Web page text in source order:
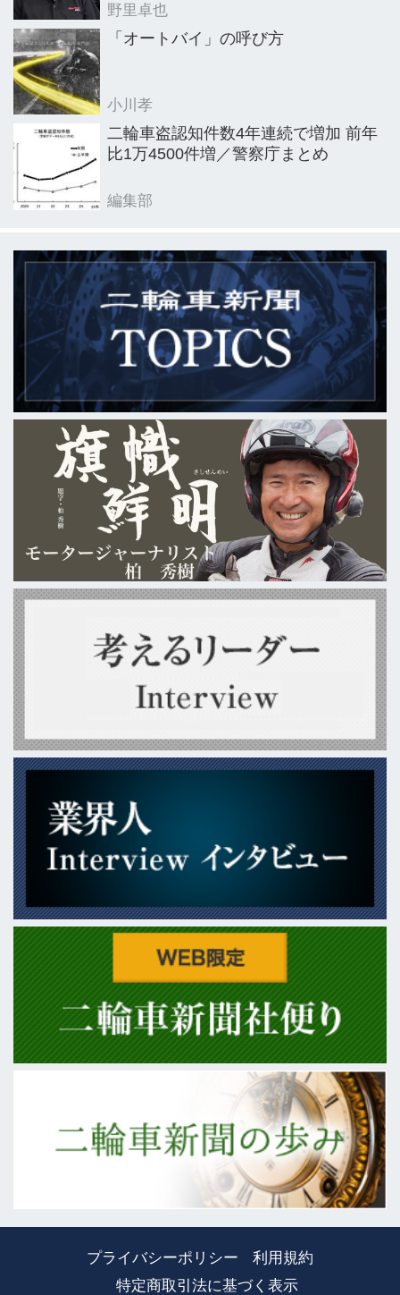
野里卓也
「オートバイ」の呼び方
小川孝
二輪車盗認知件数4年連続で増加 前年
比1万4500件増／警察庁まとめ
編集部
プライバシーポリシー
利用規約
特定商取引法に基づく表示